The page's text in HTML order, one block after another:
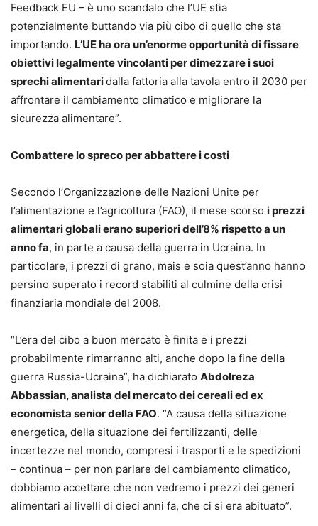
Feedback EU – è uno scandalo che l’UE stia
potenzialmente buttando via più cibo di quello che sta
importando. L’UE ha ora un’enorme opportunità di fissare
obiettivi legalmente vincolanti per dimezzare i suoi
sprechi alimentaridalla fattoria alla tavola entro il 2030 per
affrontare il cambiamento climatico e migliorare la
sicurezza alimentare”.
Combattere lo spreco per abbattere i costi
Secondo l’Organizzazione delle Nazioni Unite per
l’alimentazione e l’agricoltura (FAO), il mese scorso i prezzi
alimentari globali erano superiori dell’8% rispetto a un
anno fa, in parte a causa della guerra in Ucraina. In
particolare, i prezzi di grano, mais e soia quest’anno hanno
persino superato i record stabiliti al culmine della crisi
finanziaria mondiale del 2008.
“L’era del cibo a buon mercato è finita e i prezzi
probabilmente rimarranno alti, anche dopo la fine della
guerra Russia-Ucraina”, ha dichiarato Abdolreza
Abbassian, analista del mercato dei cereali ed ex
economista senior della FAO. “A causa della situazione
energetica, della situazione dei fertilizzanti, delle
incertezze nel mondo, compresi i trasporti e le spedizioni
– continua – per non parlare del cambiamento climatico,
dobbiamo accettare che non vedremo i prezzi dei generi
alimentari ai livelli di dieci anni fa, che ci si era abituato”.